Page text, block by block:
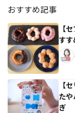
おすすめ記事
【
すす
【
た
ぎ